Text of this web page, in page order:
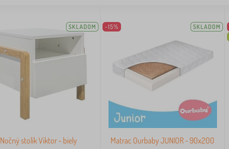
SKLADOM
Nočný stolík Viktor - biely
-15% SKLADOM
Matrac Ourbaby JUNIOR - 90x200